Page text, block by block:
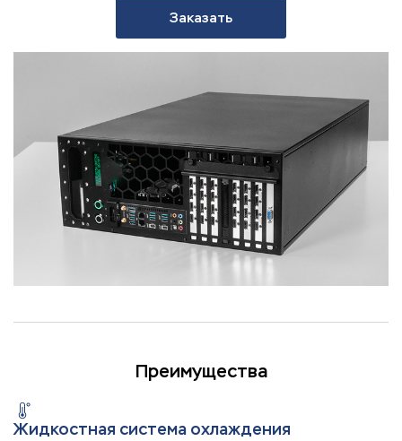
Заказать
Преимущества
Жидкостная система охлаждения